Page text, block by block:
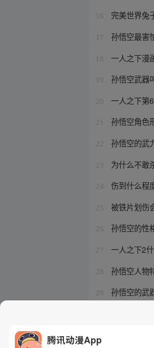
16 完美世界兔
17 孙悟空最害
18 一人之下漫
19 孙悟空武器
20 一人之下第
21 孙悟空角色
22 孙悟空的武
23 为什么不敢
24 伤到什么程
25 被铁片划伤
26 孙悟空的性
27 一人之下2
28 孙悟空人物
29 孙悟空的武
腾讯动漫App